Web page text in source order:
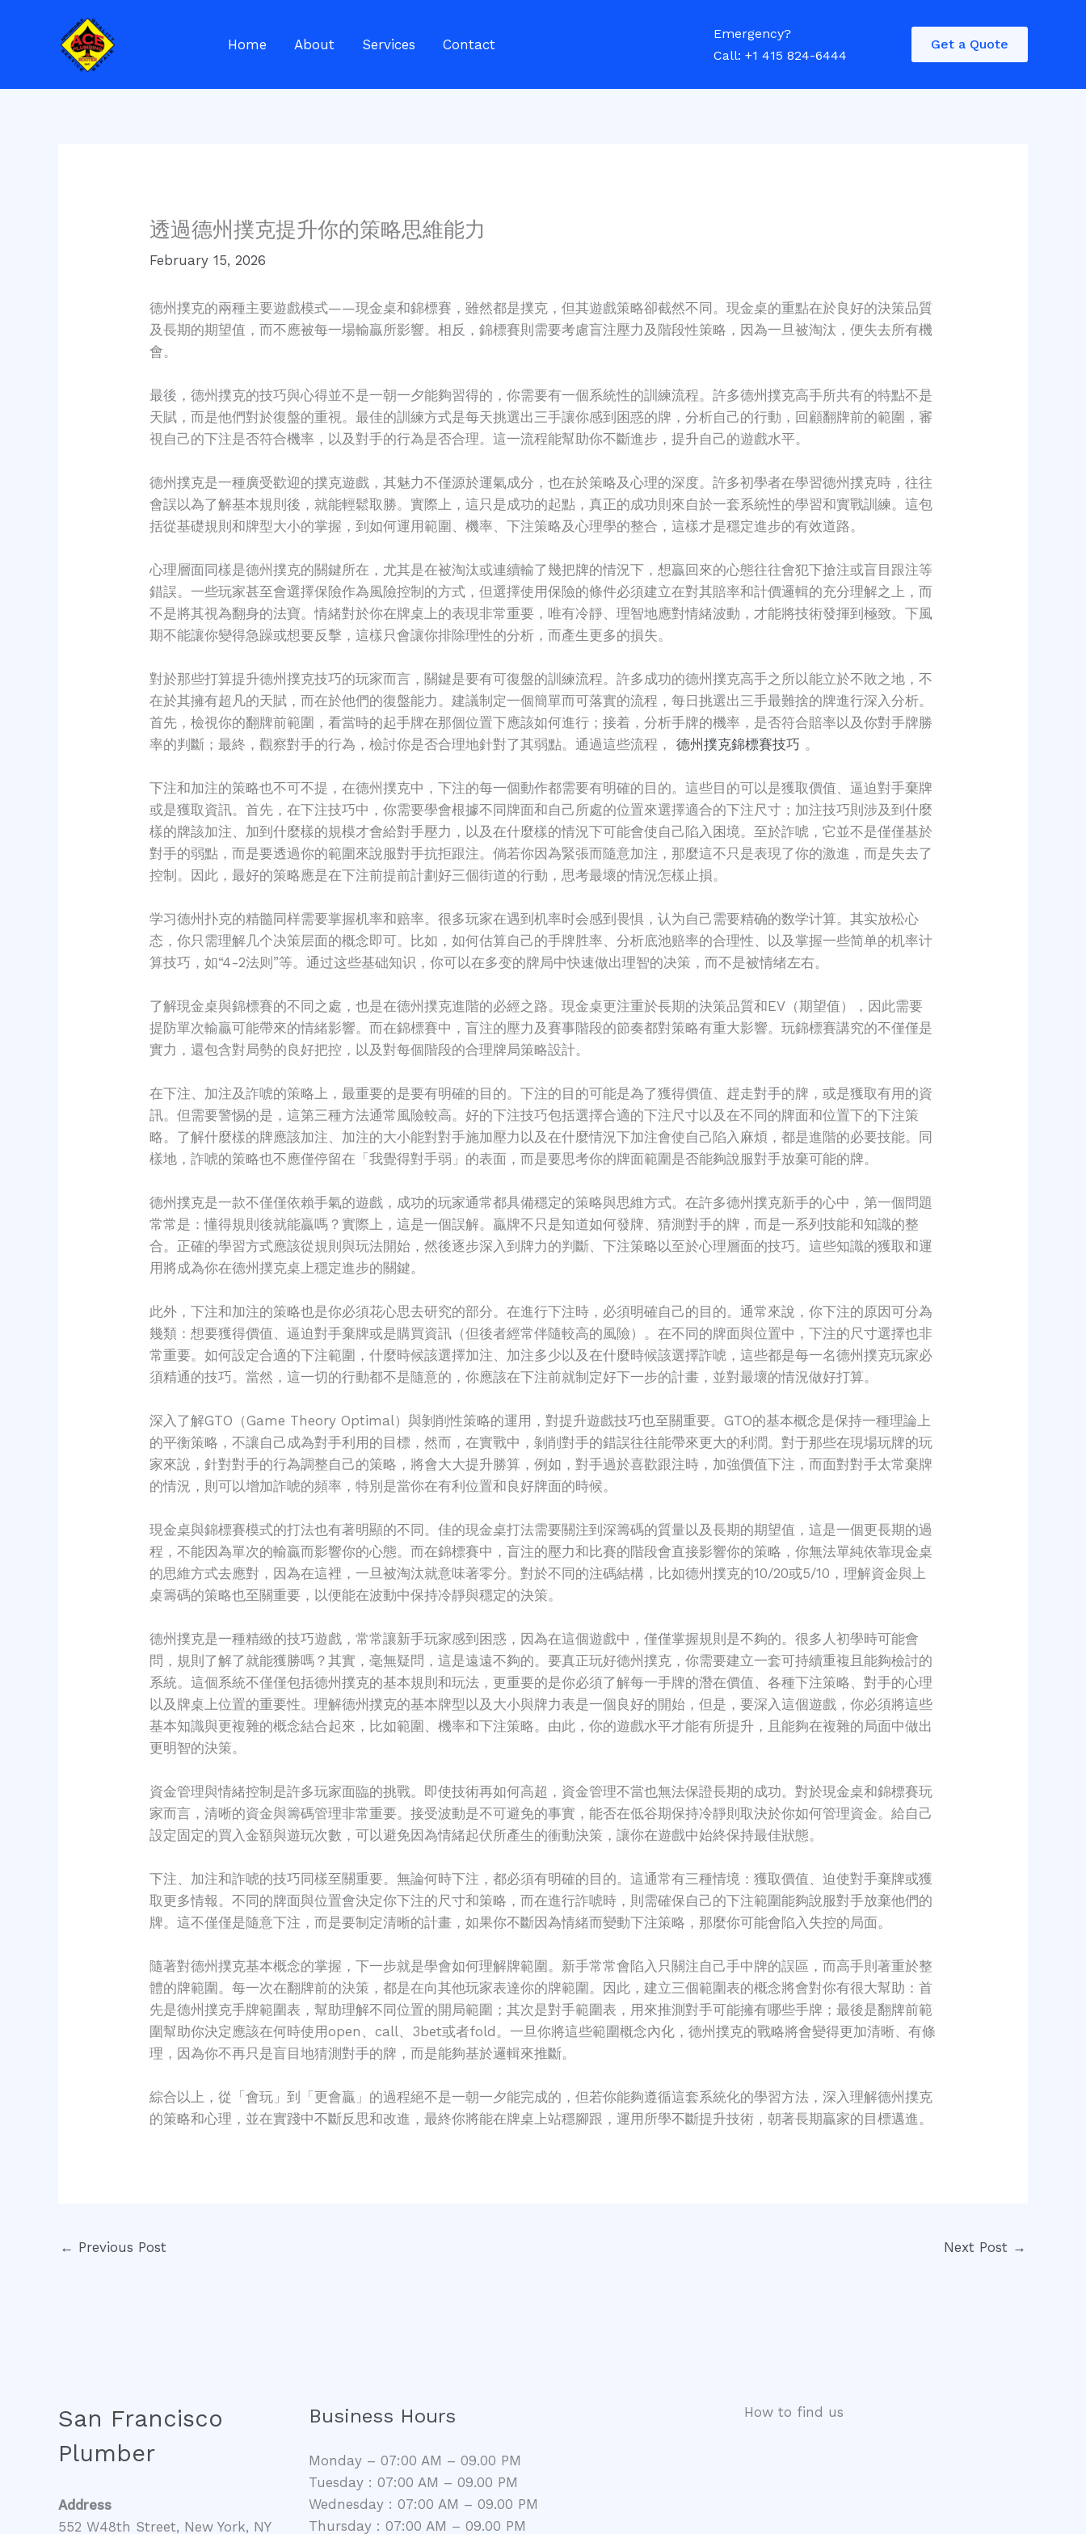
Home About Services Contact
Emergency?
Call: +1 415 824-6444
Get a Quote
透過德州撲克提升你的策略思維能力
February 15, 2026
德州撲克的兩種主要遊戲模式——現金桌和錦標賽，雖然都是撲克，但其遊戲策略卻截然不同。現金桌的重點在於良好的決策品質
及長期的期望值，而不應被每一場輸贏所影響。相反，錦標賽則需要考慮盲注壓力及階段性策略，因為一旦被淘汰，便失去所有機
會。
最後，德州撲克的技巧與心得並不是一朝一夕能夠習得的，你需要有一個系統性的訓練流程。許多德州撲克高手所共有的特點不是
天賦，而是他們對於復盤的重視。最佳的訓練方式是每天挑選出三手讓你感到困惑的牌，分析自己的行動，回顧翻牌前的範圍，審
視自己的下注是否符合機率，以及對手的行為是否合理。這一流程能幫助你不斷進步，提升自己的遊戲水平。
德州撲克是一種廣受歡迎的撲克遊戲，其魅力不僅源於運氣成分，也在於策略及心理的深度。許多初學者在學習德州撲克時，往往
會誤以為了解基本規則後，就能輕鬆取勝。實際上，這只是成功的起點，真正的成功則來自於一套系統性的學習和實戰訓練。這包
括從基礎規則和牌型大小的掌握，到如何運用範圍、機率、下注策略及心理學的整合，這樣才是穩定進步的有效道路。
心理層面同樣是德州撲克的關鍵所在，尤其是在被淘汰或連續輸了幾把牌的情況下，想贏回來的心態往往會犯下搶注或盲目跟注等
錯誤。一些玩家甚至會選擇保險作為風險控制的方式，但選擇使用保險的條件必須建立在對其賠率和計價邏輯的充分理解之上，而
不是將其視為翻身的法寶。情緒對於你在牌桌上的表現非常重要，唯有冷靜、理智地應對情緒波動，才能將技術發揮到極致。下風
期不能讓你變得急躁或想要反擊，這樣只會讓你排除理性的分析，而產生更多的損失。
對於那些打算提升德州撲克技巧的玩家而言，關鍵是要有可復盤的訓練流程。許多成功的德州撲克高手之所以能立於不敗之地，不
在於其擁有超凡的天賦，而在於他們的復盤能力。建議制定一個簡單而可落實的流程，每日挑選出三手最難捨的牌進行深入分析。
首先，檢視你的翻牌前範圍，看當時的起手牌在那個位置下應該如何進行；接着，分析手牌的機率，是否符合賠率以及你對手牌勝
率的判斷；最終，觀察對手的行為，檢討你是否合理地針對了其弱點。通過這些流程，德州撲克錦標賽技巧 。
下注和加注的策略也不可不提，在德州撲克中，下注的每一個動作都需要有明確的目的。這些目的可以是獲取價值、逼迫對手棄牌
或是獲取資訊。首先，在下注技巧中，你需要學會根據不同牌面和自己所處的位置來選擇適合的下注尺寸；加注技巧則涉及到什麼
樣的牌該加注、加到什麼樣的規模才會給對手壓力，以及在什麼樣的情況下可能會使自己陷入困境。至於詐唬，它並不是僅僅基於
對手的弱點，而是要透過你的範圍來說服對手抗拒跟注。倘若你因為緊張而隨意加注，那麼這不只是表現了你的激進，而是失去了
控制。因此，最好的策略應是在下注前提前計劃好三個街道的行動，思考最壞的情況怎樣止損。
学习德州扑克的精髓同样需要掌握机率和赔率。很多玩家在遇到机率时会感到畏惧，认为自己需要精确的数学计算。其实放松心
态，你只需理解几个决策层面的概念即可。比如，如何估算自己的手牌胜率、分析底池赔率的合理性、以及掌握一些简单的机率计
算技巧，如“4-2法则”等。通过这些基础知识，你可以在多变的牌局中快速做出理智的决策，而不是被情绪左右。
了解現金桌與錦標賽的不同之處，也是在德州撲克進階的必經之路。現金桌更注重於長期的決策品質和EV（期望值），因此需要
提防單次輸贏可能帶來的情緒影響。而在錦標賽中，盲注的壓力及賽事階段的節奏都對策略有重大影響。玩錦標賽講究的不僅僅是
實力，還包含對局勢的良好把控，以及對每個階段的合理牌局策略設計。
在下注、加注及詐唬的策略上，最重要的是要有明確的目的。下注的目的可能是為了獲得價值、趕走對手的牌，或是獲取有用的資
訊。但需要警惕的是，這第三種方法通常風險較高。好的下注技巧包括選擇合適的下注尺寸以及在不同的牌面和位置下的下注策
略。了解什麼樣的牌應該加注、加注的大小能對對手施加壓力以及在什麼情況下加注會使自己陷入麻煩，都是進階的必要技能。同
樣地，詐唬的策略也不應僅停留在「我覺得對手弱」的表面，而是要思考你的牌面範圍是否能夠說服對手放棄可能的牌。
德州撲克是一款不僅僅依賴手氣的遊戲，成功的玩家通常都具備穩定的策略與思維方式。在許多德州撲克新手的心中，第一個問題
常常是：懂得規則後就能贏嗎？實際上，這是一個誤解。贏牌不只是知道如何發牌、猜測對手的牌，而是一系列技能和知識的整
合。正確的學習方式應該從規則與玩法開始，然後逐步深入到牌力的判斷、下注策略以至於心理層面的技巧。這些知識的獲取和運
用將成為你在德州撲克桌上穩定進步的關鍵。
此外，下注和加注的策略也是你必須花心思去研究的部分。在進行下注時，必須明確自己的目的。通常來說，你下注的原因可分為
幾類：想要獲得價值、逼迫對手棄牌或是購買資訊（但後者經常伴隨較高的風險）。在不同的牌面與位置中，下注的尺寸選擇也非
常重要。如何設定合適的下注範圍，什麼時候該選擇加注、加注多少以及在什麼時候該選擇詐唬，這些都是每一名德州撲克玩家必
須精通的技巧。當然，這一切的行動都不是隨意的，你應該在下注前就制定好下一步的計畫，並對最壞的情況做好打算。
深入了解GTO（Game Theory Optimal）與剝削性策略的運用，對提升遊戲技巧也至關重要。GTO的基本概念是保持一種理論上
的平衡策略，不讓自己成為對手利用的目標，然而，在實戰中，剝削對手的錯誤往往能帶來更大的利潤。對于那些在現場玩牌的玩
家來說，針對對手的行為調整自己的策略，將會大大提升勝算，例如，對手過於喜歡跟注時，加強價值下注，而面對對手太常棄牌
的情況，則可以增加詐唬的頻率，特別是當你在有利位置和良好牌面的時候。
現金桌與錦標賽模式的打法也有著明顯的不同。佳的現金桌打法需要關注到深籌碼的質量以及長期的期望值，這是一個更長期的過
程，不能因為單次的輸贏而影響你的心態。而在錦標賽中，盲注的壓力和比賽的階段會直接影響你的策略，你無法單純依靠現金桌
的思維方式去應對，因為在這裡，一旦被淘汰就意味著零分。對於不同的注碼結構，比如德州撲克的10/20或5/10，理解資金與上
桌籌碼的策略也至關重要，以便能在波動中保持冷靜與穩定的決策。
德州撲克是一種精緻的技巧遊戲，常常讓新手玩家感到困惑，因為在這個遊戲中，僅僅掌握規則是不夠的。很多人初學時可能會
問，規則了解了就能獲勝嗎？其實，毫無疑問，這是遠遠不夠的。要真正玩好德州撲克，你需要建立一套可持續重複且能夠檢討的
系統。這個系統不僅僅包括德州撲克的基本規則和玩法，更重要的是你必須了解每一手牌的潛在價值、各種下注策略、對手的心理
以及牌桌上位置的重要性。理解德州撲克的基本牌型以及大小與牌力表是一個良好的開始，但是，要深入這個遊戲，你必須將這些
基本知識與更複雜的概念結合起來，比如範圍、機率和下注策略。由此，你的遊戲水平才能有所提升，且能夠在複雜的局面中做出
更明智的決策。
資金管理與情緒控制是許多玩家面臨的挑戰。即使技術再如何高超，資金管理不當也無法保證長期的成功。對於現金桌和錦標賽玩
家而言，清晰的資金與籌碼管理非常重要。接受波動是不可避免的事實，能否在低谷期保持冷靜則取決於你如何管理資金。給自己
設定固定的買入金額與遊玩次數，可以避免因為情緒起伏所產生的衝動決策，讓你在遊戲中始終保持最佳狀態。
下注、加注和詐唬的技巧同樣至關重要。無論何時下注，都必須有明確的目的。這通常有三種情境：獲取價值、迫使對手棄牌或獲
取更多情報。不同的牌面與位置會決定你下注的尺寸和策略，而在進行詐唬時，則需確保自己的下注範圍能夠說服對手放棄他們的
牌。這不僅僅是隨意下注，而是要制定清晰的計畫，如果你不斷因為情緒而變動下注策略，那麼你可能會陷入失控的局面。
隨著對德州撲克基本概念的掌握，下一步就是學會如何理解牌範圍。新手常常會陷入只關注自己手中牌的誤區，而高手則著重於整
體的牌範圍。每一次在翻牌前的決策，都是在向其他玩家表達你的牌範圍。因此，建立三個範圍表的概念將會對你有很大幫助：首
先是德州撲克手牌範圍表，幫助理解不同位置的開局範圍；其次是對手範圍表，用來推測對手可能擁有哪些手牌；最後是翻牌前範
圍幫助你決定應該在何時使用open、call、3bet或者fold。一旦你將這些範圍概念內化，德州撲克的戰略將會變得更加清晰、有條
理，因為你不再只是盲目地猜測對手的牌，而是能夠基於邏輯來推斷。
綜合以上，從「會玩」到「更會贏」的過程絕不是一朝一夕能完成的，但若你能夠遵循這套系統化的學習方法，深入理解德州撲克
的策略和心理，並在實踐中不斷反思和改進，最終你將能在牌桌上站穩腳跟，運用所學不斷提升技術，朝著長期贏家的目標邁進。
← Previous Post Next Post →
San Francisco
Plumber
Address
552 W48th Street, New York, NY
Business Hours
Monday – 07:00 AM – 09.00 PM
Tuesday : 07:00 AM – 09.00 PM
Wednesday : 07:00 AM – 09.00 PM
Thursday : 07:00 AM – 09.00 PM
How to find us